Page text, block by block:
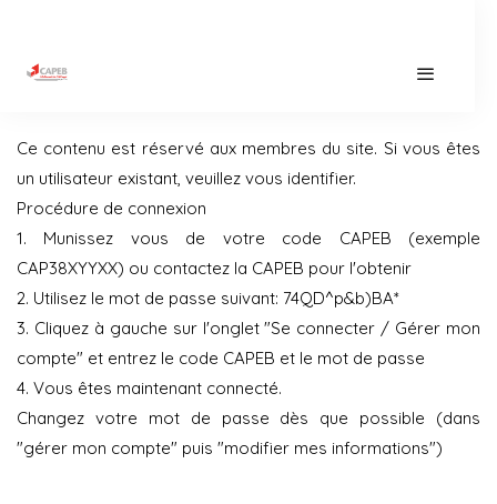
Ce contenu est réservé aux membres du site. Si vous êtes
un utilisateur existant, veuillez vous identifier.
Procédure de connexion
1. Munissez vous de votre code CAPEB (exemple
CAP38XYYXX) ou contactez la CAPEB pour l'obtenir
2. Utilisez le mot de passe suivant: 74QD^p&b)BA*
3. Cliquez à gauche sur l'onglet "Se connecter / Gérer mon
compte" et entrez le code CAPEB et le mot de passe
4. Vous êtes maintenant connecté.
Changez votre mot de passe dès que possible (dans
"gérer mon compte" puis "modifier mes informations")